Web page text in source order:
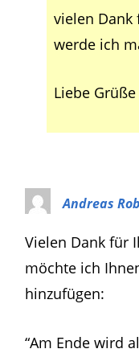
vielen Dank
werde ich
Liebe
Andreas
Vielen Dank für
möchte ich
hinzufügen:
“Am Ende wird